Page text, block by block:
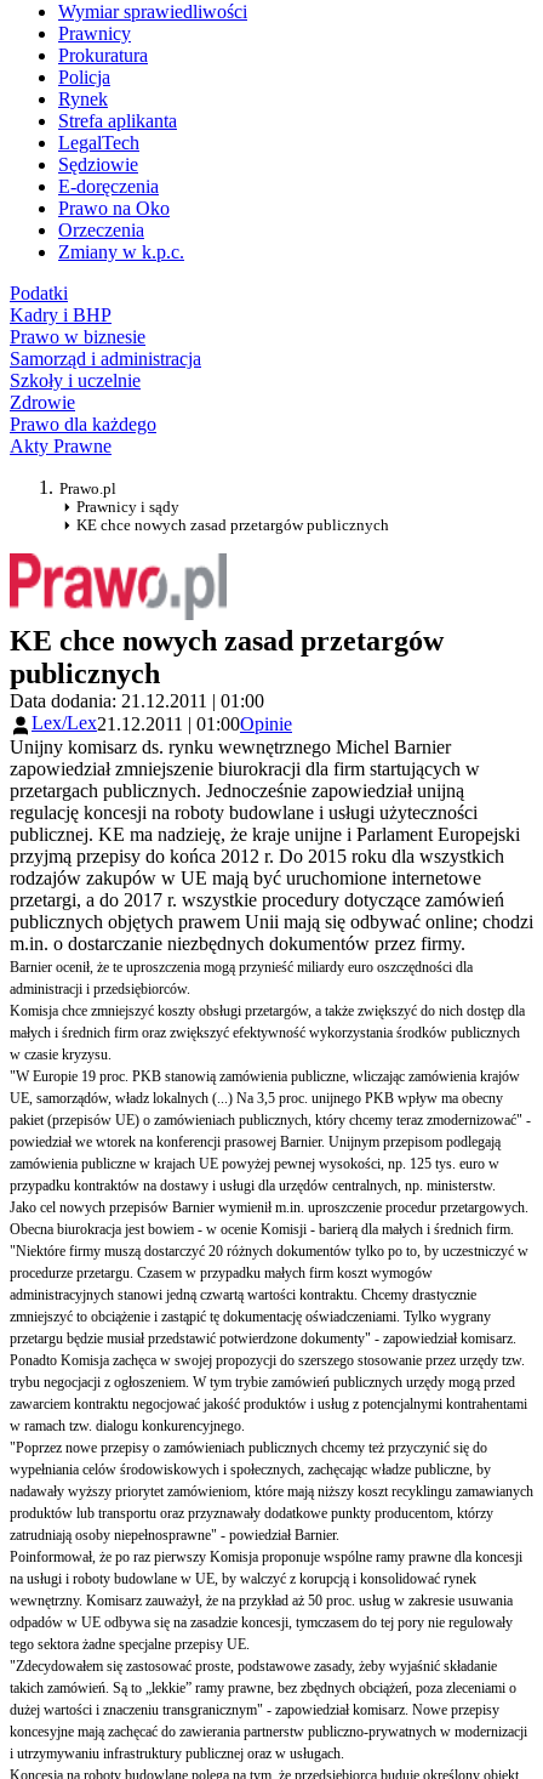
Wymiar sprawiedliwości
Prawnicy
Prokuratura
Policja
Rynek
Strefa aplikanta
LegalTech
Sędziowie
E-doręczenia
Prawo na Oko
Orzeczenia
Zmiany w k.p.c.
Podatki
Kadry i BHP
Prawo w biznesie
Samorząd i administracja
Szkoły i uczelnie
Zdrowie
Prawo dla każdego
Akty Prawne
Prawo.pl
Prawnicy i sądy
KE chce nowych zasad przetargów publicznych
KE chce nowych zasad przetargów
publicznych
Data dodania: 21.12.2011 | 01:00
Lex/Lex21.12.2011 | 01:00Opinie
Unijny komisarz ds. rynku wewnętrznego Michel Barnier
zapowiedział zmniejszenie biurokracji dla firm startujących w
przetargach publicznych. Jednocześnie zapowiedział unijną
regulację koncesji na roboty budowlane i usługi użyteczności
publicznej. KE ma nadzieję, że kraje unijne i Parlament Europejski
przyjmą przepisy do końca 2012 r. Do 2015 roku dla wszystkich
rodzajów zakupów w UE mają być uruchomione internetowe
przetargi, a do 2017 r. wszystkie procedury dotyczące zamówień
publicznych objętych prawem Unii mają się odbywać online; chodzi
m.in. o dostarczanie niezbędnych dokumentów przez firmy.
Barnier ocenił, że te uproszczenia mogą przynieść miliardy euro oszczędności dla
administracji i przedsiębiorców.
Komisja chce zmniejszyć koszty obsługi przetargów, a także zwiększyć do nich dostęp dla
małych i średnich firm oraz zwiększyć efektywność wykorzystania środków publicznych
w czasie kryzysu.
"W Europie 19 proc. PKB stanowią zamówienia publiczne, wliczając zamówienia krajów
UE, samorządów, władz lokalnych (...) Na 3,5 proc. unijnego PKB wpływ ma obecny
pakiet (przepisów UE) o zamówieniach publicznych, który chcemy teraz zmodernizować" -
powiedział we wtorek na konferencji prasowej Barnier. Unijnym przepisom podlegają
zamówienia publiczne w krajach UE powyżej pewnej wysokości, np. 125 tys. euro w
przypadku kontraktów na dostawy i usługi dla urzędów centralnych, np. ministerstw.
Jako cel nowych przepisów Barnier wymienił m.in. uproszczenie procedur przetargowych.
Obecna biurokracja jest bowiem - w ocenie Komisji - barierą dla małych i średnich firm.
"Niektóre firmy muszą dostarczyć 20 różnych dokumentów tylko po to, by uczestniczyć w
procedurze przetargu. Czasem w przypadku małych firm koszt wymogów
administracyjnych stanowi jedną czwartą wartości kontraktu. Chcemy drastycznie
zmniejszyć to obciążenie i zastąpić tę dokumentację oświadczeniami. Tylko wygrany
przetargu będzie musiał przedstawić potwierdzone dokumenty" - zapowiedział komisarz.
Ponadto Komisja zachęca w swojej propozycji do szerszego stosowanie przez urzędy tzw.
trybu negocjacji z ogłoszeniem. W tym trybie zamówień publicznych urzędy mogą przed
zawarciem kontraktu negocjować jakość produktów i usług z potencjalnymi kontrahentami
w ramach tzw. dialogu konkurencyjnego.
"Poprzez nowe przepisy o zamówieniach publicznych chcemy też przyczynić się do
wypełniania celów środowiskowych i społecznych, zachęcając władze publiczne, by
nadawały wyższy priorytet zamówieniom, które mają niższy koszt recyklingu zamawianych
produktów lub transportu oraz przyznawały dodatkowe punkty producentom, którzy
zatrudniają osoby niepełnosprawne" - powiedział Barnier.
Poinformował, że po raz pierwszy Komisja proponuje wspólne ramy prawne dla koncesji
na usługi i roboty budowlane w UE, by walczyć z korupcją i konsolidować rynek
wewnętrzny. Komisarz zauważył, że na przykład aż 50 proc. usług w zakresie usuwania
odpadów w UE odbywa się na zasadzie koncesji, tymczasem do tej pory nie regulowały
tego sektora żadne specjalne przepisy UE.
"Zdecydowałem się zastosować proste, podstawowe zasady, żeby wyjaśnić składanie
takich zamówień. Są to „lekkie” ramy prawne, bez zbędnych obciążeń, poza zleceniami o
dużej wartości i znaczeniu transgranicznym" - zapowiedział komisarz. Nowe przepisy
koncesyjne mają zachęcać do zawierania partnerstw publiczno-prywatnych w modernizacji
i utrzymywaniu infrastruktury publicznej oraz w usługach.
Koncesja na roboty budowlane polega na tym, że przedsiębiorca buduje określony obiekt,